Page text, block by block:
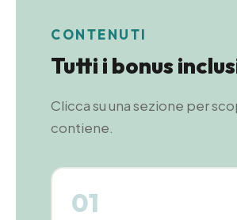
CONTENUTI
Tutti i bonus
Clicca su una sezione per
contiene.
01